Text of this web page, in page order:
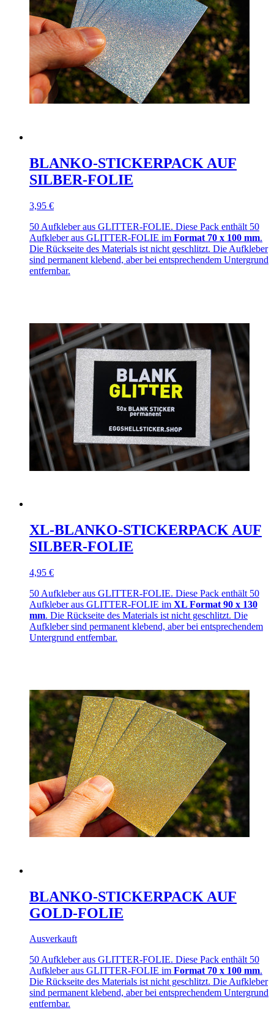
BLANKO-STICKERPACK AUF
SILBER-FOLIE
3,95 €
50 Aufkleber aus GLITTER-FOLIE. Diese Pack enthält 50
Aufkleber aus GLITTER-FOLIE im Format 70 x 100 mm.
Die Rückseite des Materials ist nicht geschlitzt. Die Aufkleber
sind permanent klebend, aber bei entsprechendem Untergrund
entfernbar.
XL-BLANKO-STICKERPACK AUF
SILBER-FOLIE
4,95 €
50 Aufkleber aus GLITTER-FOLIE. Diese Pack enthält 50
Aufkleber aus GLITTER-FOLIE im XL Format 90 x 130
mm. Die Rückseite des Materials ist nicht geschlitzt. Die
Aufkleber sind permanent klebend, aber bei entsprechendem
Untergrund entfernbar.
BLANKO-STICKERPACK AUF
GOLD-FOLIE
Ausverkauft
50 Aufkleber aus GLITTER-FOLIE. Diese Pack enthält 50
Aufkleber aus GLITTER-FOLIE im Format 70 x 100 mm.
Die Rückseite des Materials ist nicht geschlitzt. Die Aufkleber
sind permanent klebend, aber bei entsprechendem Untergrund
entfernbar.